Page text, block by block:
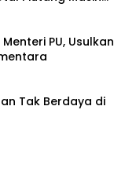
PU, Usulkan
Tak Berdaya di